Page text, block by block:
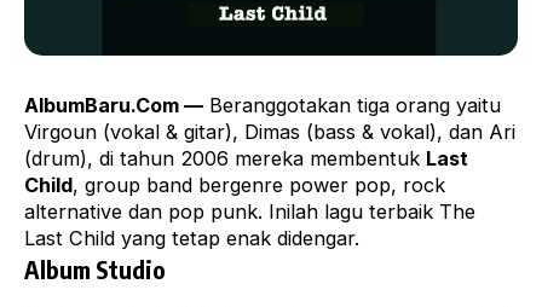
AlbumBaru.Com — Beranggotakan tiga orang yaitu
Virgoun (vokal & gitar), Dimas (bass & vokal), dan Ari
(drum), di tahun 2006 mereka membentuk Last
Child, group band bergenre power pop, rock
alternative dan pop punk. Inilah lagu terbaik The
Last Child yang tetap enak didengar.
Album Studio